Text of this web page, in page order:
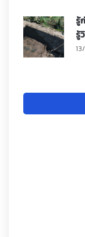
รู้
รู้